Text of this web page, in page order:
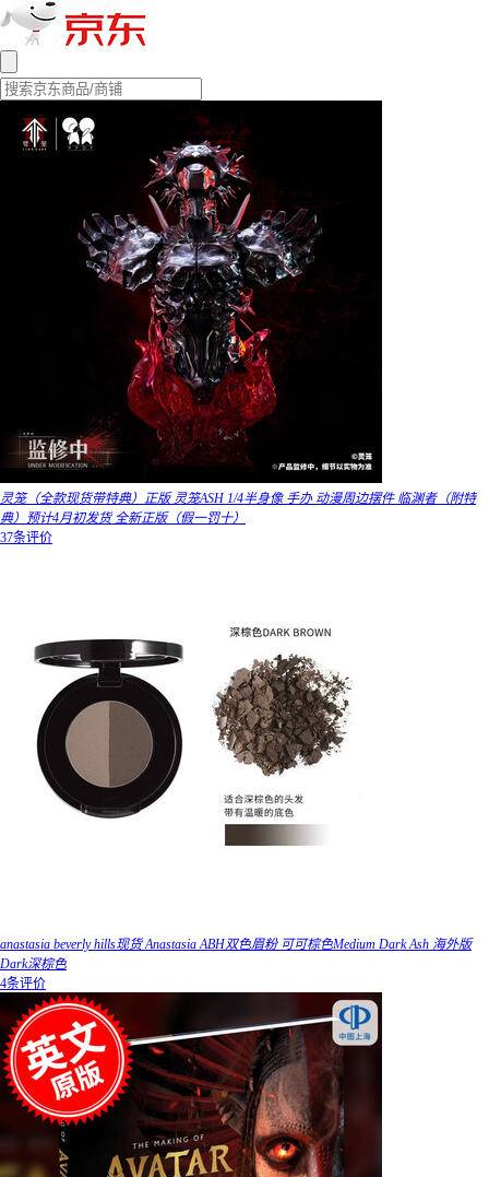
灵笼（全款现货带特典）正版 灵笼ASH 1/4半身像 手办 动漫周边摆件 临渊者（附特
典）预计4月初发货 全新正版（假一罚十）
37条评价
anastasia beverly hills现货 Anastasia ABH双色眉粉 可可棕色Medium Dark Ash 海外版
Dark深棕色
4条评价